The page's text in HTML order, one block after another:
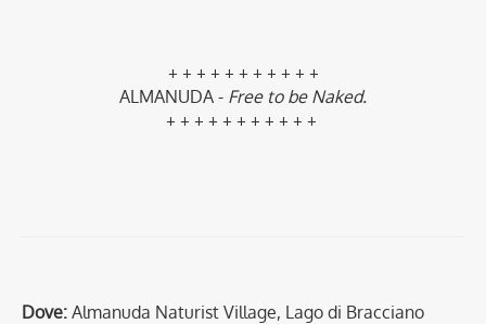
+ + + + + + + + + + +
ALMANUDA - Free to be Naked.
+ + + + + + + + + + +
Dove: Almanuda Naturist Village, Lago di Bracciano